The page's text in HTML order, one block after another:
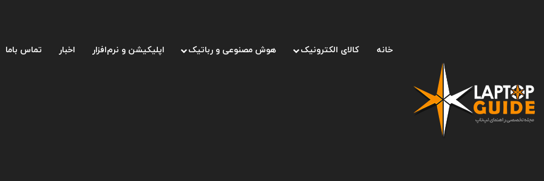
خانه کالای الکترونیک هوش مصنوعی و رباتیک اپلیکیشن و نرم‌افزار اخبار تماس باما